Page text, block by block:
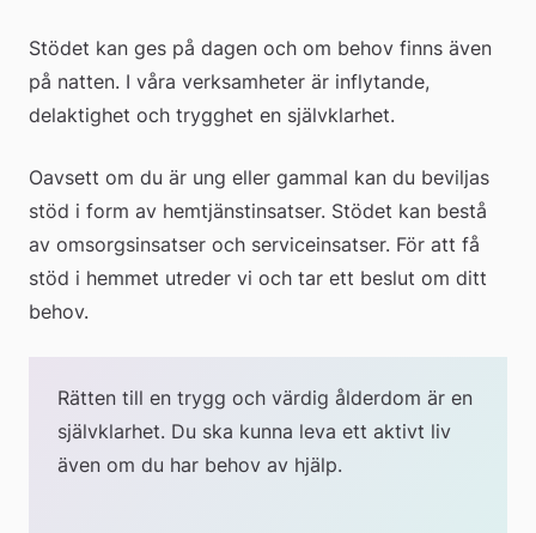
Stödet kan ges på dagen och om behov finns även
på natten. I våra verksamheter är inflytande,
delaktighet och trygghet en självklarhet.
Oavsett om du är ung eller gammal kan du beviljas
stöd i form av hemtjänstinsatser. Stödet kan bestå
av omsorgsinsatser och serviceinsatser. För att få
stöd i hemmet utreder vi och tar ett beslut om ditt
behov.
Rätten till en trygg och värdig ålderdom är en
självklarhet. Du ska kunna leva ett aktivt liv
även om du har behov av hjälp.